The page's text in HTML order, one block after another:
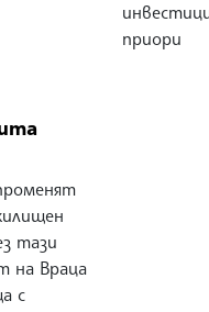
приори
тази
на Враца
с